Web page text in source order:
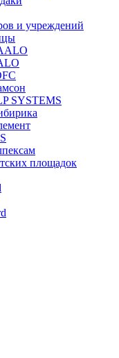
и учреждений
SYSTEMS
площадок